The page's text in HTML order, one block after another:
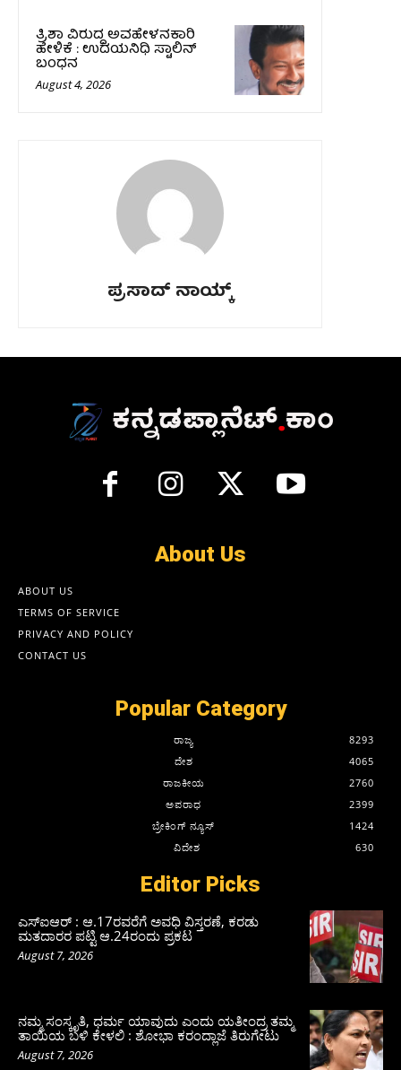
ತ್ರಿಶಾ ವಿರುದ್ಧ ಅವಹೇಳನಕಾರಿ
ಹೇಳಿಕೆ : ಉದಯನಿಧಿ ಸ್ಟಾಲಿನ್‌
ಬಂಧನ
August 4, 2026
ಪ್ರಸಾದ್‌ ನಾಯ್ಕ್
About Us
ABOUT US
TERMS OF SERVICE
PRIVACY AND POLICY
CONTACT US
Popular Category
ರಾಜ್ಯ
8293
ದೇಶ
4065
ರಾಜಕೀಯ
2760
ಅಪರಾಧ
2399
ಬ್ರೇಕಿಂಗ್ ನ್ಯೂಸ್
1424
ವಿದೇಶ
630
Editor Picks
ಎಸ್‌ಐಆರ್‌ : ಆ.17ರವರೆಗೆ ಅವಧಿ ವಿಸ್ತರಣೆ, ಕರಡು
ಮತದಾರರ ಪಟ್ಟಿ ಆ.24ರಂದು ಪ್ರಕಟ
August 7, 2026
ನಮ್ಮ ಸಂಸ್ಕೃತಿ, ಧರ್ಮ ಯಾವುದು ಎಂದು ಯತೀಂದ್ರ ತಮ್ಮ
ತಾಯಿಯ ಬಳಿ ಕೇಳಲಿ : ಶೋಭಾ ಕರಂದ್ಲಾಜೆ ತಿರುಗೇಟು
August 7, 2026